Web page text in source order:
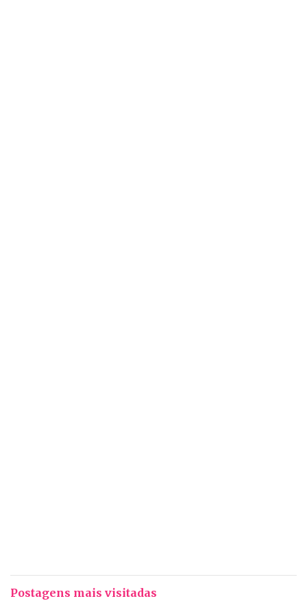
Postagens mais visitadas